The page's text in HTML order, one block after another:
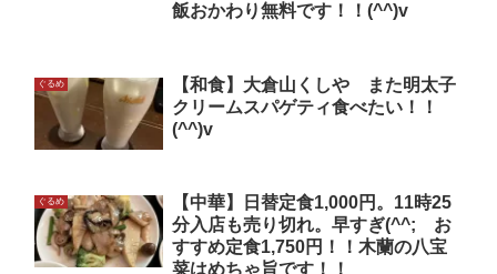
飯おかわり無料です！！(^^)v
ぐるめ
【和食】大倉山くしや また明太子
クリームスパゲティ食べたい！！
(^^)v
ぐるめ
【中華】日替定食1,000円。11時25
分入店も売り切れ。早すぎ(^^; お
すすめ定食1,750円！！木蘭の八宝
菜はめちゃ旨です！！